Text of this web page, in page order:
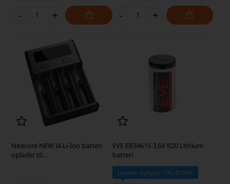
- + - +
Nitecore NEW I4 Li-Ion batteri
oplader til
EVE ER34615 3,6V R20 Lithium
batteri
Laveste stykpris: 135,45 DKK